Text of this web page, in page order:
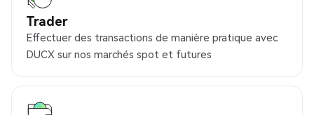
Trader
Effectuer des transactions de manière pratique avec
DUCX sur nos marchés spot et futures